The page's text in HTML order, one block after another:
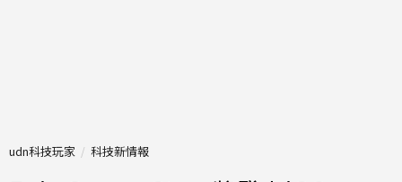
udn科技玩家 科技新情報